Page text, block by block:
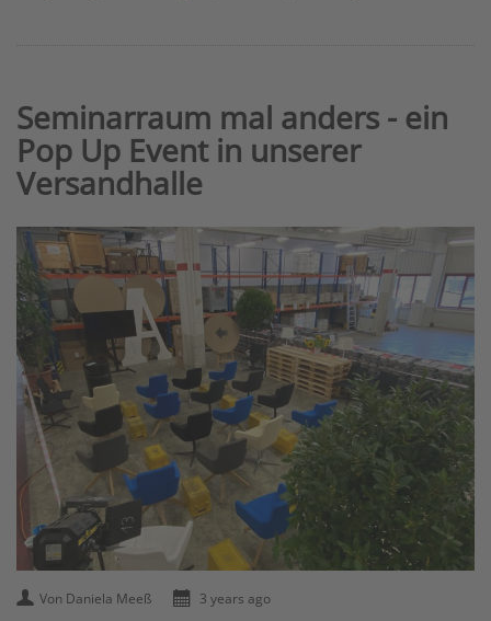
Seminarraum mal anders - ein
Pop Up Event in unserer
Versandhalle
Von Daniela Meeß 3 years ago